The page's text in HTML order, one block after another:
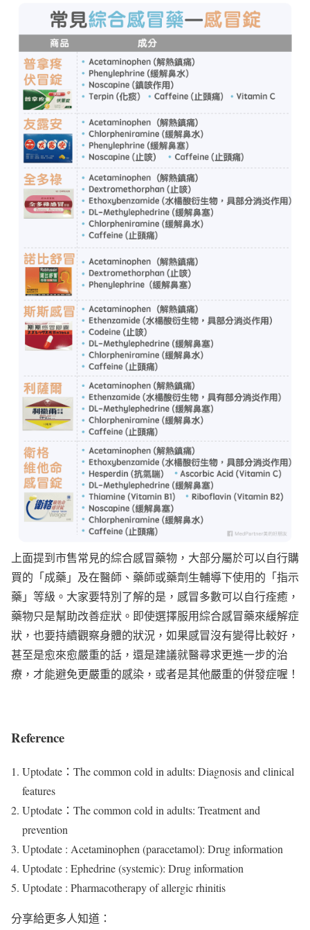
上面提到市售常見的綜合感冒藥物，大部分屬於可以自行購
買的「成藥」及在醫師、藥師或藥劑生輔導下使用的「指示
藥」等級。大家要特別了解的是，感冒多數可以自行痊癒，
藥物只是幫助改善症狀。即使選擇服用綜合感冒藥來緩解症
狀，也要持續觀察身體的狀況，如果感冒沒有變得比較好，
甚至是愈來愈嚴重的話，還是建議就醫尋求更進一步的治
療，才能避免更嚴重的感染，或者是其他嚴重的併發症喔！
Reference
Uptodate：The common cold in adults: Diagnosis and clinical
features
Uptodate：The common cold in adults: Treatment and
prevention
Uptodate : Acetaminophen (paracetamol): Drug information
Uptodate : Ephedrine (systemic): Drug information
Uptodate : Pharmacotherapy of allergic rhinitis
分享給更多人知道：